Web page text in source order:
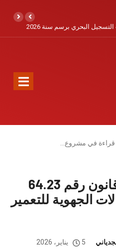
البحري برسم سنة 2026
قراءة في مشروع…
قراءة في مشروع قانون رقم 64.23
الجهوية للتعمير
5 يناير، 2026